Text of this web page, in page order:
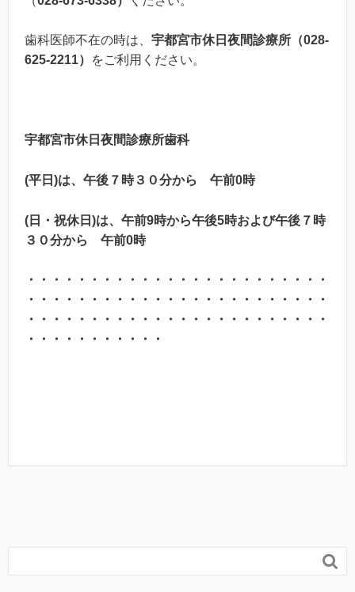
歯科医師不在の時は、 宇都宮市休日夜間診療所（028-
625-2211） をご利用ください。
宇都宮市休日夜間診療所歯科
(平日)は、午後７時３０分から 午前0時
(日・祝休日)は、午前9時から午後5時および午後７時
３０分から 午前0時
・・・・・・・・・・・・・・・・・・・・・・・・
・・・・・・・・・・・・・・・・・・・・・・・・
・・・・・・・・・・・・・・・・・・・・・・・・
・・・・・・・・・・・
